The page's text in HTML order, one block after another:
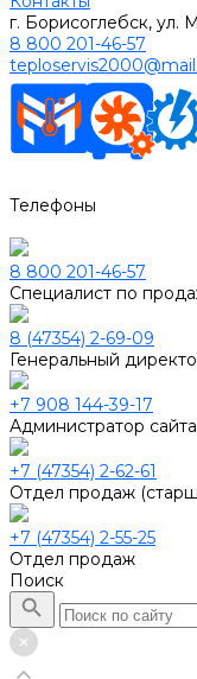
г. Борисоглебск, ул.
8 800 201-46-57
Телефоны
8 800 201-46-57
Специалист по
8 (47354) 2-69-09
Генеральный
+7 908 144-39-17
Администратор сайта
+7 (47354) 2-62-61
Отдел продаж
+7 (47354) 2-55-25
Отдел продаж
Поиск